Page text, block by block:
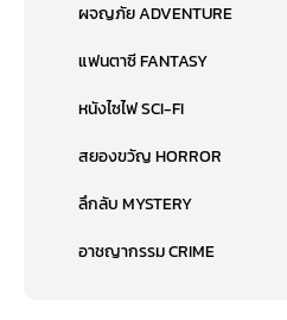
ผจญภัย ADVENTURE
แฟนตาซี FANTASY
หนังไซไฟ SCI-FI
สยองขวัญ HORROR
ลึกลับ MYSTERY
อาชญากรรม CRIME